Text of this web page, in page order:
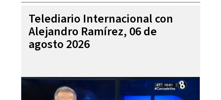
Telediario Internacional con
Alejandro Ramírez, 06 de
agosto 2026